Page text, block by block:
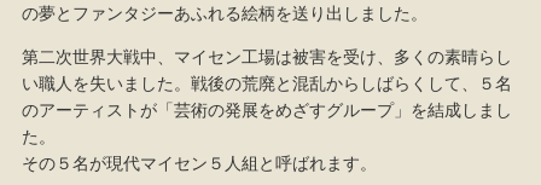
の夢とファンタジーあふれる絵柄を送り出しました。
第二次世界大戦中、マイセン工場は被害を受け、多くの素晴らし
い職人を失いました。戦後の荒廃と混乱からしばらくして、５名
のアーティストが「芸術の発展をめざすグループ」を結成しまし
た。
その５名が現代マイセン５人組と呼ばれます。